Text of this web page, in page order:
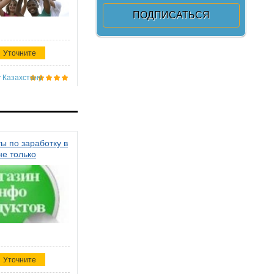
Уточните
Казахстану
по заработку в
только
Уточните